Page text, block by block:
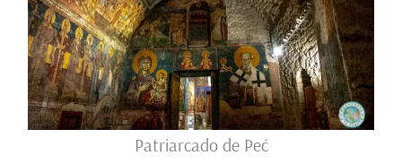
Patriarcado de Peć